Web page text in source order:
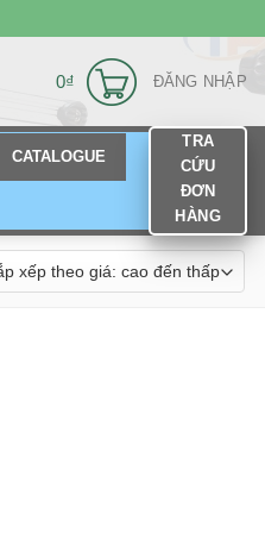
0₫ ĐĂNG NHẬP
CATALOGUE
TRA
CỨU
ĐƠN
HÀNG